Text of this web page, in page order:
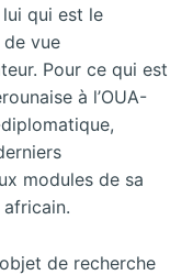
qui est le
vue
Pour ce qui est
à l’OUA-
modules de sa
de recherche